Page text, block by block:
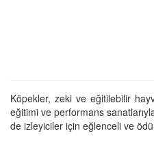
Köpekler, zeki ve eğitilebilir
eğitimi ve performans
de izleyiciler için eğlenceli ve